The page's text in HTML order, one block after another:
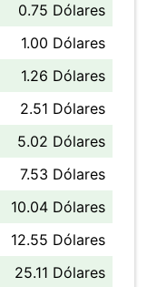
0.75 Dólares
1.00 Dólares
1.26 Dólares
2.51 Dólares
5.02 Dólares
7.53 Dólares
10.04 Dólares
12.55 Dólares
25.11 Dólares